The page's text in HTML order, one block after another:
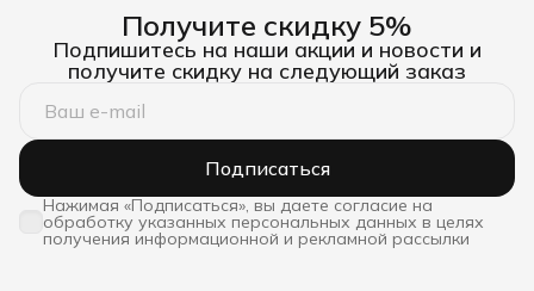
Получите скидку 5%
Подпишитесь на наши акции и новости и
получите скидку на следующий заказ
Подписаться
Нажимая «Подписаться», вы даете согласие на
обработку указанных персональных данных в целях
получения информационной и рекламной рассылки